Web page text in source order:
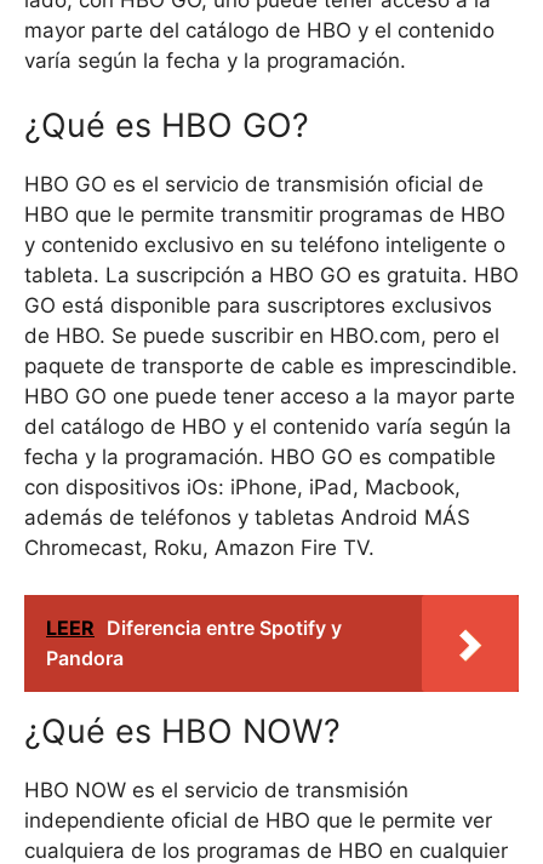
mayor parte del catálogo de HBO y el contenido
varía según la fecha y la programación.
¿Qué es HBO GO?
HBO GO es el servicio de transmisión oficial de
HBO que le permite transmitir programas de HBO
y contenido exclusivo en su teléfono inteligente o
tableta. La suscripción a HBO GO es gratuita. HBO
GO está disponible para suscriptores exclusivos
de HBO. Se puede suscribir en HBO.com, pero el
paquete de transporte de cable es imprescindible.
HBO GO one puede tener acceso a la mayor parte
del catálogo de HBO y el contenido varía según la
fecha y la programación. HBO GO es compatible
con dispositivos iOs: iPhone, iPad, Macbook,
además de teléfonos y tabletas Android MÁS
Chromecast, Roku, Amazon Fire TV.
LEER Diferencia entre Spotify y
Pandora
¿Qué es HBO NOW?
HBO NOW es el servicio de transmisión
independiente oficial de HBO que le permite ver
cualquiera de los programas de HBO en cualquier